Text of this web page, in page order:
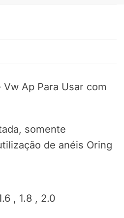
Ap Para Usar com
somente
de anéis Oring
, 1.8 , 2.0